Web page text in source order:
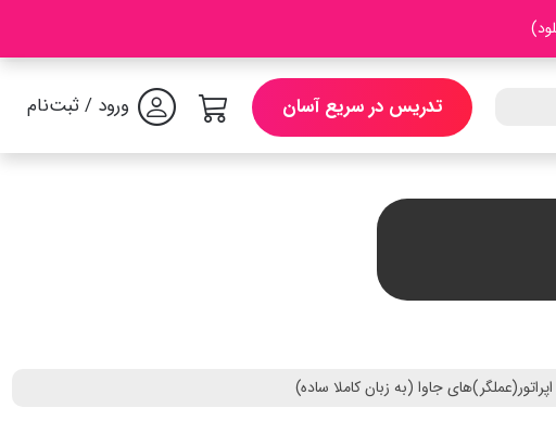
تدریس در سریع آسان ورود / ثبت‌نام
جاوا (به زبان کاملا ساده)